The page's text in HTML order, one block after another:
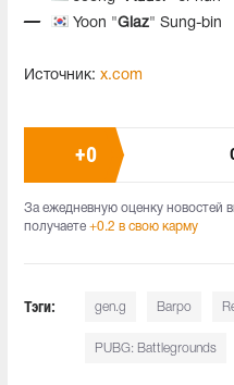
Yoon "Glaz" Sung-bin
Источник: x.com
+0
За ежедневную оценку новостей
получаете +0.2 в свою карму
Тэги: gen.g Barpo
PUBG: Battlegrounds